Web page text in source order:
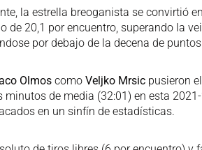
la estrella breoganista se convirtió
de 20,1 por encuentro, superando la
por debajo de la decena de
Olmos como Veljko Mrsic pusieron
minutos de media (32:01) en esta
en un sinfín de estadísticas.